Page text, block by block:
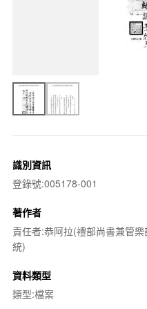
識別資訊
登錄號:005178-001
著作者
責任者:恭阿拉(禮部尚書兼管
統)
資料類型
類型:檔案